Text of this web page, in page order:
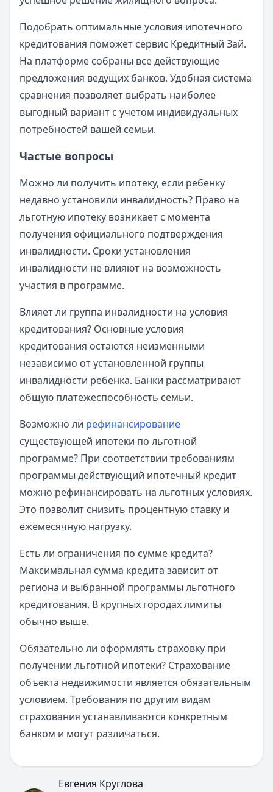
Подобрать оптимальные условия ипотечного
кредитования поможет сервис Кредитный Зай.
На платформе собраны все действующие
предложения ведущих банков. Удобная система
сравнения позволяет выбрать наиболее
выгодный вариант с учетом индивидуальных
потребностей вашей семьи.
Частые вопросы
Можно ли получить ипотеку, если ребенку
недавно установили инвалидность? Право на
льготную ипотеку возникает с момента
получения официального подтверждения
инвалидности. Сроки установления
инвалидности не влияют на возможность
участия в программе.
Влияет ли группа инвалидности на условия
кредитования? Основные условия
кредитования остаются неизменными
независимо от установленной группы
инвалидности ребенка. Банки рассматривают
общую платежеспособность семьи.
Возможно ли рефинансирование
существующей ипотеки по льготной
программе? При соответствии требованиям
программы действующий ипотечный кредит
можно рефинансировать на льготных условиях.
Это позволит снизить процентную ставку и
ежемесячную нагрузку.
Есть ли ограничения по сумме кредита?
Максимальная сумма кредита зависит от
региона и выбранной программы льготного
кредитования. В крупных городах лимиты
обычно выше.
Обязательно ли оформлять страховку при
получении льготной ипотеки? Страхование
объекта недвижимости является обязательным
условием. Требования по другим видам
страхования устанавливаются конкретным
банком и могут различаться.
Евгения Круглова